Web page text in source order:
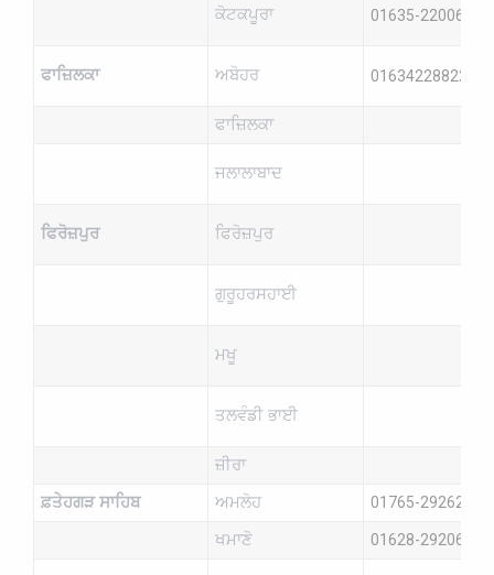
ਕੋਟਕਪੂਰਾ 01635-220069
ਫਾਜ਼ਿਲਕਾ ਅਬੋਹਰ 01634228822
ਫਾਜ਼ਿਲਕਾ
ਜਲਾਲਾਬਾਦ
ਫਿਰੋਜ਼ਪੁਰ ਫਿਰੋਜ਼ਪੁਰ
ਗੁਰੂਹਰਸਹਾਈ
ਮਖੂ
ਤਲਵੰਡੀ ਭਾਈ
ਜ਼ੀਰਾ
ਫ਼ਤੇਹਗੜ ਸਾਹਿਬ
ਅਮਲੋਹ 01765-292625
ਖਮਾਣੋ 01628-292066